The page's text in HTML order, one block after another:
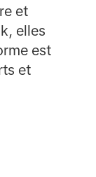
et
elles
est
et